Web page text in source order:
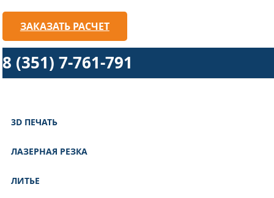
ЗАКАЗАТЬ РАСЧЕТ
8 (351) 7-761-791
3D ПЕЧАТЬ
ЛАЗЕРНАЯ РЕЗКА
ЛИТЬЕ